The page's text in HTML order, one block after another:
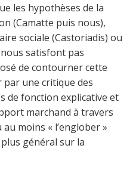
les hypothèses de la
(Camatte puis nous),
sociale (Castoriadis) ou
satisfont pas
de contourner cette
une critique des
de fonction explicative et
marchand à travers
au moins « l’englober »
général sur la